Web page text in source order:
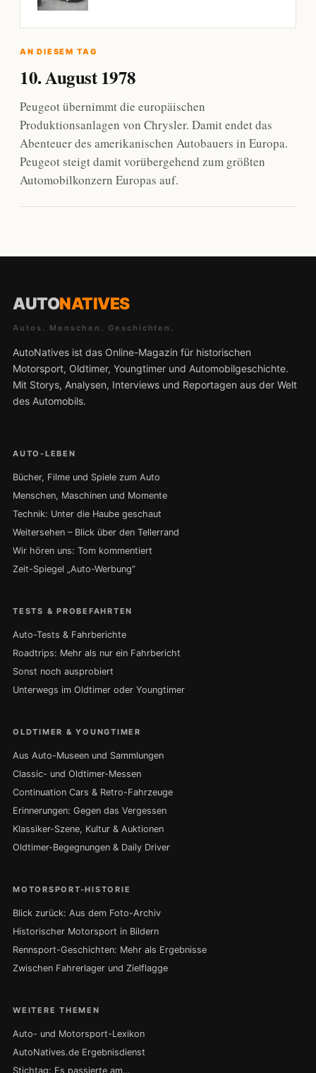
AN DIESEM TAG
10. August 1978
Peugeot übernimmt die europäischen
Produktionsanlagen von Chrysler. Damit endet das
Abenteuer des amerikanischen Autobauers in Europa.
Peugeot steigt damit vorübergehend zum größten
Automobilkonzern Europas auf.
AUTONATIVES
Autos. Menschen. Geschichten.
AutoNatives ist das Online-Magazin für historischen
Motorsport, Oldtimer, Youngtimer und Automobilgeschichte.
Mit Storys, Analysen, Interviews und Reportagen aus der Welt
des Automobils.
AUTO-LEBEN
Bücher, Filme und Spiele zum Auto
Menschen, Maschinen und Momente
Technik: Unter die Haube geschaut
Weitersehen – Blick über den Tellerrand
Wir hören uns: Tom kommentiert
Zeit-Spiegel „Auto-Werbung“
TESTS & PROBEFAHRTEN
Auto-Tests & Fahrberichte
Roadtrips: Mehr als nur ein Fahrbericht
Sonst noch ausprobiert
Unterwegs im Oldtimer oder Youngtimer
OLDTIMER & YOUNGTIMER
Aus Auto-Museen und Sammlungen
Classic- und Oldtimer-Messen
Continuation Cars & Retro-Fahrzeuge
Erinnerungen: Gegen das Vergessen
Klassiker-Szene, Kultur & Auktionen
Oldtimer-Begegnungen & Daily Driver
MOTORSPORT-HISTORIE
Blick zurück: Aus dem Foto-Archiv
Historischer Motorsport in Bildern
Rennsport-Geschichten: Mehr als Ergebnisse
Zwischen Fahrerlager und Zielflagge
WEITERE THEMEN
Auto- und Motorsport-Lexikon
AutoNatives.de Ergebnisdienst
Stichtag: Es passierte am…